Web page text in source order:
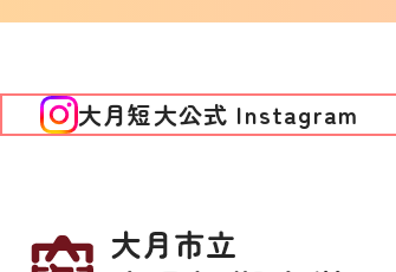
大月短大公式 Instagram